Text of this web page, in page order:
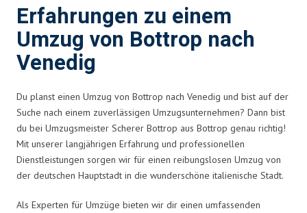
Erfahrungen zu einem
Umzug von Bottrop nach
Venedig
Du planst einen Umzug von Bottrop nach Venedig und bist auf der
Suche nach einem zuverlässigen Umzugsunternehmen? Dann bist
du bei Umzugsmeister Scherer Bottrop aus Bottrop genau richtig!
Mit unserer langjährigen Erfahrung und professionellen
Dienstleistungen sorgen wir für einen reibungslosen Umzug von
der deutschen Hauptstadt in die wunderschöne italienische Stadt.
Als Experten für Umzüge bieten wir dir einen umfassenden